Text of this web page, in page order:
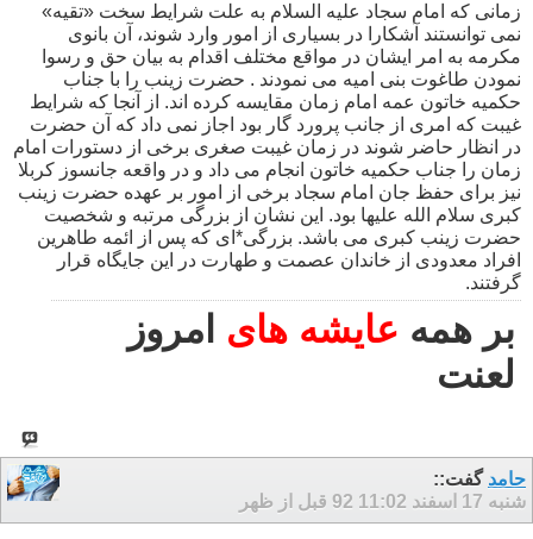
زمانی که امام سجاد علیه السلام به علت شرایط سخت «تقیه»
نمی توانستند آشکارا در بسیاری از امور وارد شوند، آن بانوی
مکرمه به امر ایشان در مواقع مختلف اقدام به بیان حق و رسوا
نمودن طاغوت بنی امیه می نمودند . حضرت زینب را با جناب
حکمیه خاتون عمه امام زمان مقایسه کرده اند. از آنجا که شرایط
غیبت که امری از جانب پرورد گار بود اجاز نمی داد که آن حضرت
در انظار حاضر شوند در زمان غیبت صغری برخی از دستورات امام
زمان را جناب حکمیه خاتون انجام می داد و در واقعه جانسوز کربلا
نیز برای حفظ جان امام سجاد برخی از امور بر عهده حضرت زینب
کبری سلام الله علیها بود. این نشان از بزرگی مرتبه و شخصیت
حضرت زینب کبری می باشد. بزرگی*ای که پس از ائمه طاهرین
افراد معدودی از خاندان عصمت و طهارت در این جایگاه قرار
گرفتند.
بر همه عایشه های امروز
لعنت
حامد گفت::
شنبه 17 اسفند 92
11:02 قبل از ظهر